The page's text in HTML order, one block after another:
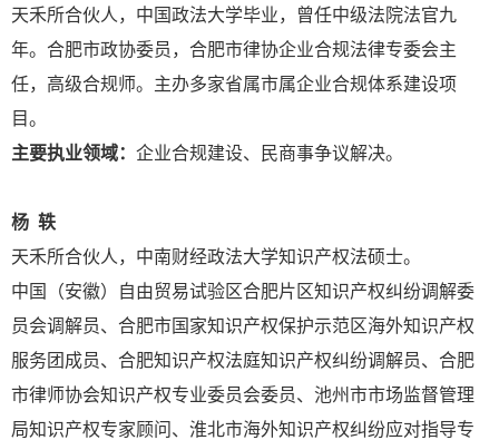
天禾所合伙人，中国政法大学毕业，曾任中级法院法官九
年。合肥市政协委员，合肥市律协企业合规法律专委会主
任，高级合规师。主办多家省属市属企业合规体系建设项
目。
主要执业领域： 企业合规建设、民商事争议解决。
杨 轶
天禾所合伙人，中南财经政法大学知识产权法硕士。
中国（安徽）自由贸易试验区合肥片区知识产权纠纷调解委
员会调解员、合肥市国家知识产权保护示范区海外知识产权
服务团成员、合肥知识产权法庭知识产权纠纷调解员、合肥
市律师协会知识产权专业委员会委员、池州市市场监督管理
局知识产权专家顾问、淮北市海外知识产权纠纷应对指导专